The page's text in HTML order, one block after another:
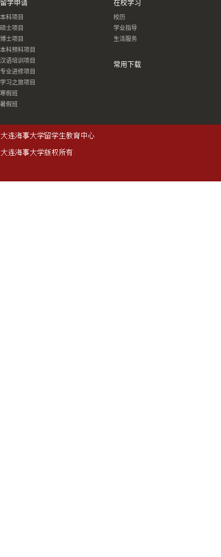
留学申请
本科项目
硕士项目
博士项目
本科预科项目
汉语培训项目
专业进修项目
学习之旅项目
寒假班
暑假班
在校学习
校历
学业指导
生活服务
常用下载